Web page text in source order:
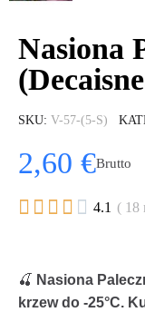
Nasiona
SKU V-57-(5-S)
2,60 €Brutto
     4.1 ( 18
🍒 Nasiona
krzew do -25°C.